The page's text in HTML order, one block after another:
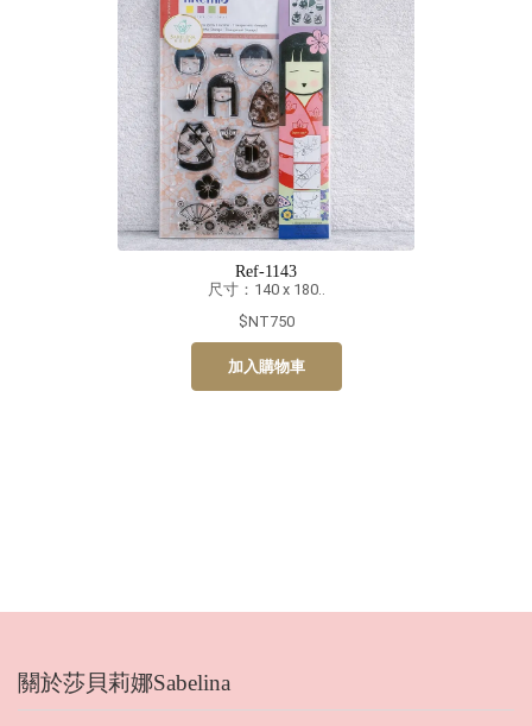
Ref-1143
尺寸：140 x 180..
$NT750
加入購物車
關於莎貝莉娜Sabelina